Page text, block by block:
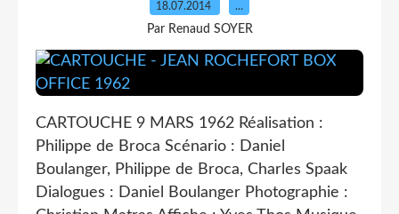
18.07.2014 …
Par Renaud SOYER
CARTOUCHE 9 MARS 1962 Réalisation :
Philippe de Broca Scénario : Daniel
Boulanger, Philippe de Broca, Charles Spaak
Dialogues : Daniel Boulanger Photographie :